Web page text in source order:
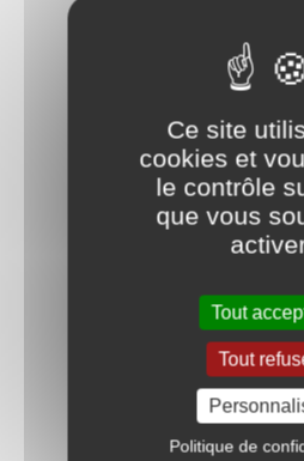
Ce site
cookies et
le contrôle
que vous
Tout
Tout
Politique de